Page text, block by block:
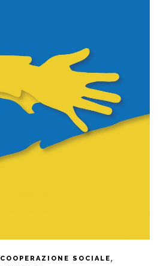
COOPERAZIONE SOCIALE,